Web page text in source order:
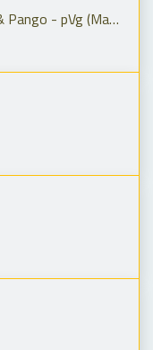
(Manifest Live Remix)